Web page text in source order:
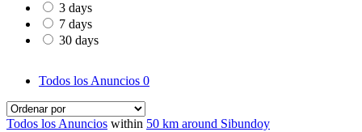
3 days
7 days
30 days
Todos los Anuncios 0
Todos los Anuncios within 50 km around Sibundoy